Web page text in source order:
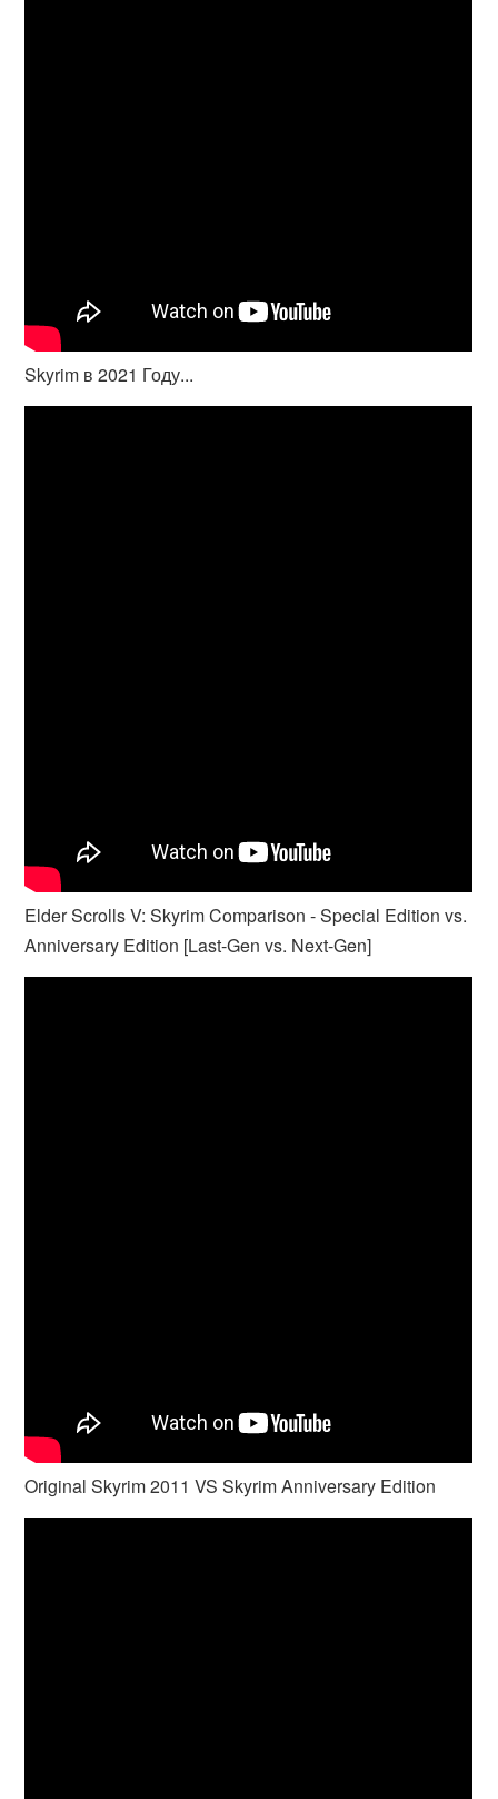
Skyrim в 2021 Году...
Elder Scrolls V: Skyrim Comparison - Special Edition vs.
Anniversary Edition [Last-Gen vs. Next-Gen]
Original Skyrim 2011 VS Skyrim Anniversary Edition